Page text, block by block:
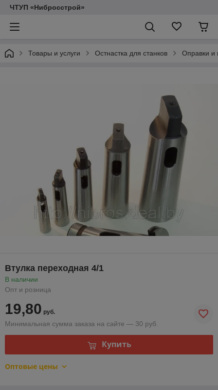
ЧТУП «Нибросстрой»
Товары и услуги Остнастка для станков Оправки и
Втулка переходная 4/1
В наличии
Опт и розница
19,80 руб.
Минимальная сумма заказа на сайте — 30 руб.
Купить
Оптовые цены